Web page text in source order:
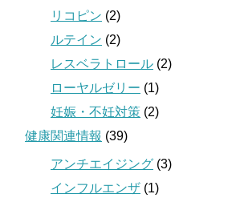
リコピン (2)
ルテイン (2)
レスベラトロール (2)
ローヤルゼリー (1)
妊娠・不妊対策 (2)
健康関連情報 (39)
アンチエイジング (3)
インフルエンザ (1)